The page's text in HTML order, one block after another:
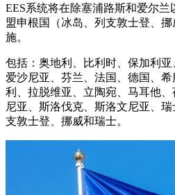
EES系统将在除塞浦路斯和爱尔
盟申根国（冰岛、列支敦士登、
施。
包括：奥地利、比利时、保加利亚
爱沙尼亚、芬兰、法国、德国、
利、拉脱维亚、立陶宛、马耳他
尼亚、斯洛伐克、斯洛文尼亚、
支敦士登、挪威和瑞士。